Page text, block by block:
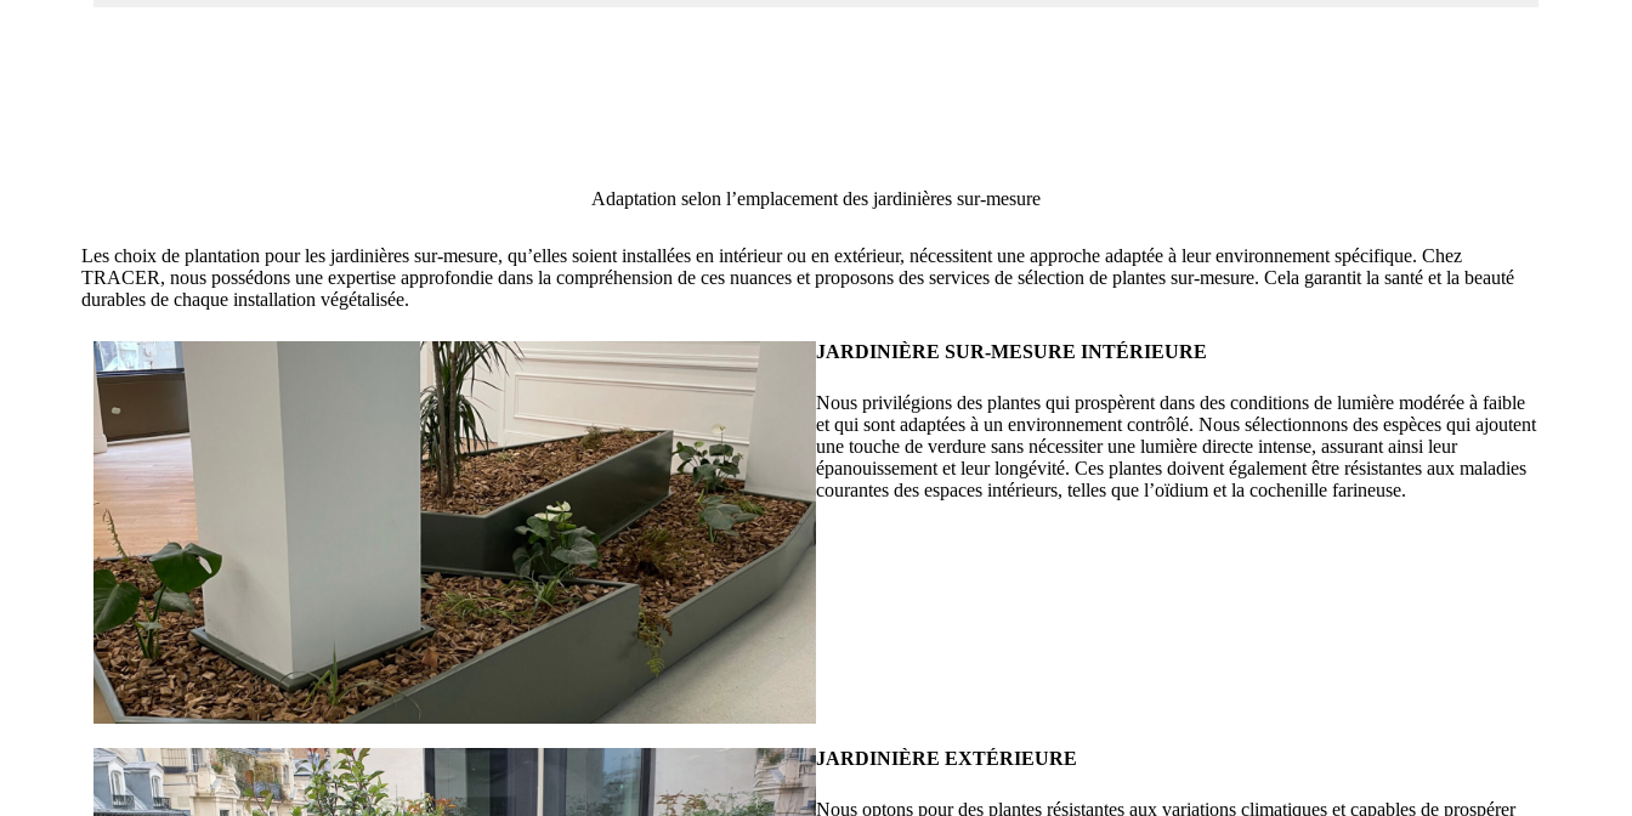
Adaptation selon l’emplacement des jardinières sur-mesure
Les choix de plantation pour les jardinières sur-mesure, qu’elles soient installées en intérieur ou en extérieur, nécessitent une approche adaptée à leur environnement spécifique. Chez
TRACER, nous possédons une expertise approfondie dans la compréhension de ces nuances et proposons des services de sélection de plantes sur-mesure. Cela garantit la santé et la beauté
durables de chaque installation végétalisée.
JARDINIÈRE SUR-MESURE INTÉRIEURE
Nous privilégions des plantes qui prospèrent dans des conditions de lumière modérée à faible
et qui sont adaptées à un environnement contrôlé. Nous sélectionnons des espèces qui ajoutent
une touche de verdure sans nécessiter une lumière directe intense, assurant ainsi leur
épanouissement et leur longévité. Ces plantes doivent également être résistantes aux maladies
courantes des espaces intérieurs, telles que l’oïdium et la cochenille farineuse.
JARDINIÈRE EXTÉRIEURE
Nous optons pour des plantes résistantes aux variations climatiques et capables de prospérer